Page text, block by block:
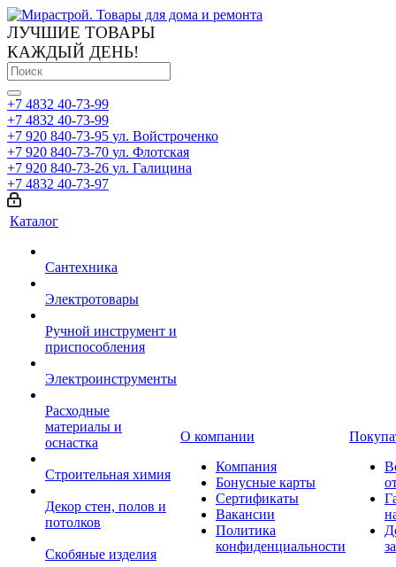
ЛУЧШИЕ ТОВАРЫ
КАЖДЫЙ ДЕНЬ!
+7 4832 40-73-99
+7 4832 40-73-99
+7 920 840-73-95 ул. Войстроченко
+7 920 840-73-70 ул. Флотская
+7 920 840-73-26 ул. Галицина
+7 4832 40-73-97
Каталог
Сантехника
Электротовары
Ручной инструмент и
приспособления
Электроинструменты
Расходные
материалы и
оснастка
Строительная химия
Декор стен, полов и
потолков
Скобяные изделия
О компании
Компания
Бонусные карты
Сертификаты
Вакансии
Политика
конфиденциальности